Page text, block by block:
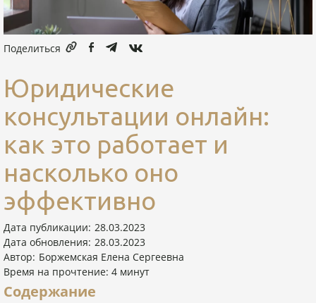
Поделиться
Юридические
консультации онлайн:
как это работает и
насколько оно
эффективно
Дата публикации: 28.03.2023
Дата обновления: 28.03.2023
Автор: Боржемская Елена Сергеевна
Время на прочтение: 4 минут
Содержание